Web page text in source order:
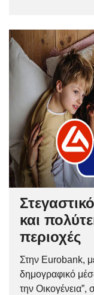
και
περιοχές
Στην Eurobank,
δημογραφικό
την Οικογένεια”,